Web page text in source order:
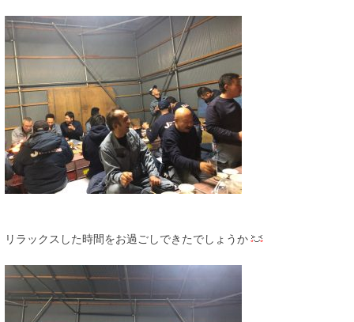
リラックスした時間をお過ごしできたでしょうか